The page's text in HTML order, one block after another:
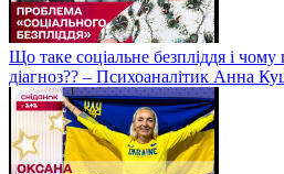
Що таке соціальне безпліддя і
діагноз?? – Психоаналітик Анна